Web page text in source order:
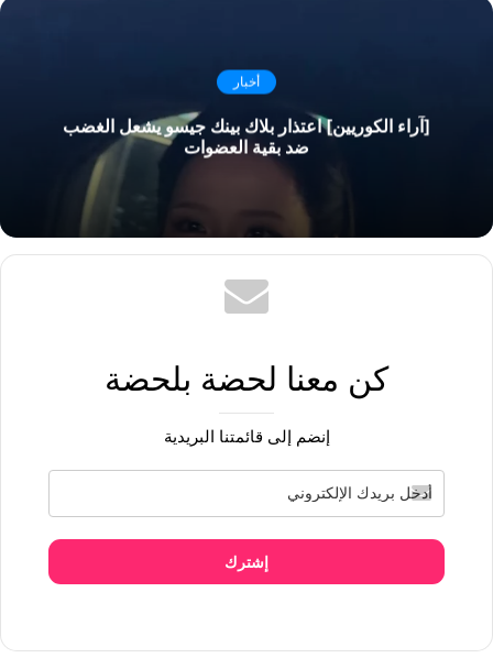
أخبار
[آراء الكوريين] اعتذار بلاك بينك جيسو يشعل الغضب
ضد بقية العضوات
كن معنا لحضة بلحضة
إنضم إلى قائمتنا البريدية
إشترك